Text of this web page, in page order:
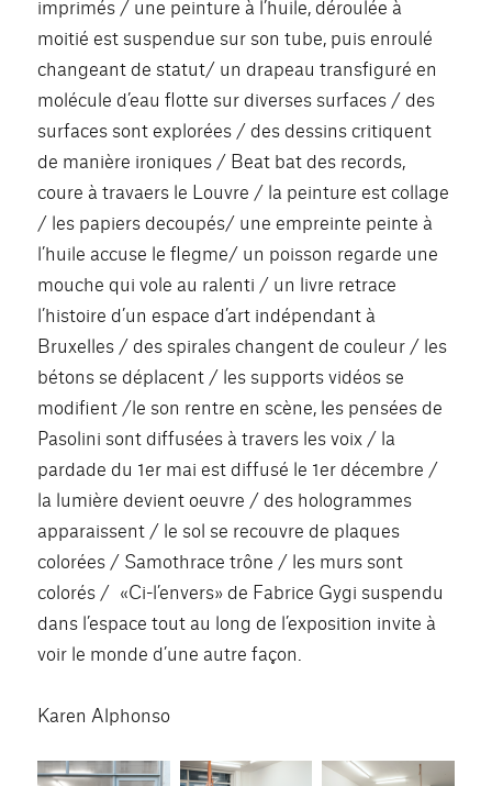
imprimés / une peinture à l’huile, déroulée à
moitié est suspendue sur son tube, puis enroulé
changeant de statut/ un drapeau transfiguré en
molécule d’eau flotte sur diverses surfaces / des
surfaces sont explorées / des dessins critiquent
de manière ironiques / Beat bat des records,
coure à travaers le Louvre / la peinture est collage
/ les papiers decoupés/ une empreinte peinte à
l’huile accuse le flegme/ un poisson regarde une
mouche qui vole au ralenti / un livre retrace
l’histoire d’un espace d’art indépendant à
Bruxelles / des spirales changent de couleur / les
bétons se déplacent / les supports vidéos se
modifient /le son rentre en scène, les pensées de
Pasolini sont diffusées à travers les voix / la
pardade du 1er mai est diffusé le 1er décembre /
la lumière devient oeuvre / des hologrammes
apparaissent / le sol se recouvre de plaques
colorées / Samothrace trône / les murs sont
colorés / «Ci-l’envers» de Fabrice Gygi suspendu
dans l’espace tout au long de l’exposition invite à
voir le monde d’une autre façon.
Karen Alphonso